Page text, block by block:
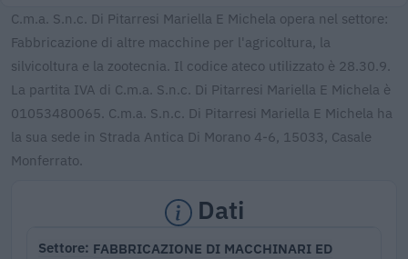
C.m.a. S.n.c. Di Pitarresi Mariella E Michela opera nel settore:
Fabbricazione di altre macchine per l'agricoltura, la
silvicoltura e la zootecnia. Il codice ateco utilizzato è 28.30.9.
La partita IVA di C.m.a. S.n.c. Di Pitarresi Mariella E Michela è
01053480065. C.m.a. S.n.c. Di Pitarresi Mariella E Michela ha
la sua sede in Strada Antica Di Morano 4-6, 15033, Casale
Monferrato.
Dati
Settore FABBRICAZIONE DI MACCHINARI ED